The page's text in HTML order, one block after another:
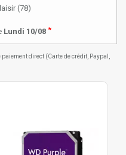
(78)
Lundi 10/08 *
direct (Carte de crédit, Paypal,